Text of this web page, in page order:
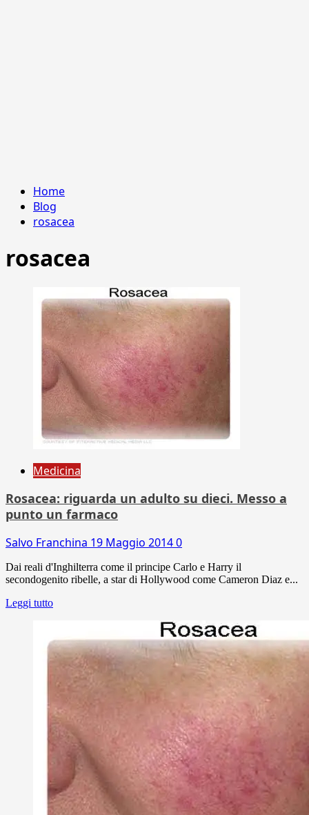
Home
Blog
rosacea
rosacea
Medicina
Rosacea: riguarda un adulto su dieci. Messo a
punto un farmaco
Salvo Franchina 19 Maggio 20140
Dai reali d'Inghilterra come il principe Carlo e Harry il
secondogenito ribelle, a star di Hollywood come Cameron Diaz e...
Leggi tutto